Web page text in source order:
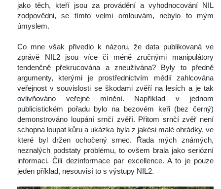
jako těch, kteří jsou za provádění a vyhodnocování NIL
zodpovědni, se tímto velmi omlouvám, nebylo to mým
úmyslem.
Co mne však přivedlo k názoru, že data publikovaná ve
zprávě NIL2 jsou více či méně zručnými manipulátory
tendenčně překrucována a zneužívána? Byly to předně
argumenty, kterými je prostřednictvím médií zahlcována
veřejnost v souvislosti se škodami zvěří na lesích a je tak
ovlivňováno veřejné mínění. Například v jednom
publicistickém pořadu bylo na bezovém keři (bez černý)
demonstrováno loupání srnčí zvěří. Přitom srnčí zvěř není
chopna loupat kůru a ukázka byla z jakési malé ohrádky, ve
které byl držen ochočený srnec. Řada mých známých,
neznalých podstaty problému, to ovšem brala jako seriózní
informaci. Čili dezinformace par excellence. A to je pouze
jeden příklad, nesouvisí to s výstupy NIL2.